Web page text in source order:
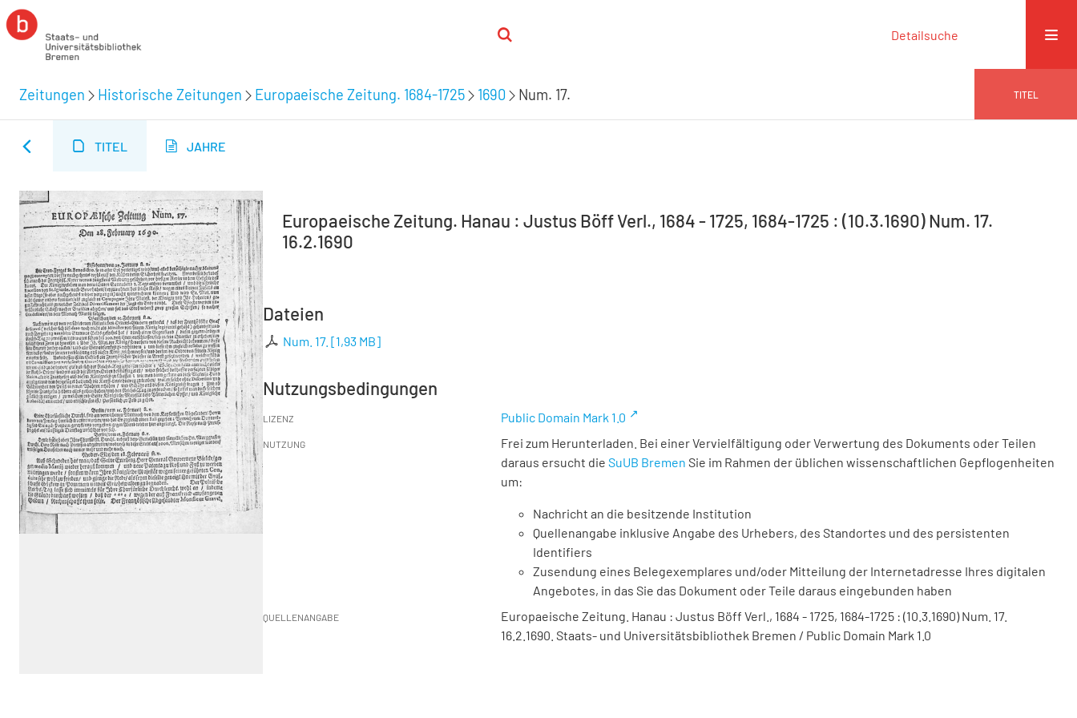
Detailsuche
Zeitungen Historische Zeitungen Europaeische Zeitung. 1684-1725 1690 Num. 17. TITEL
TITEL JAHRE
Europaeische Zeitung. Hanau : Justus Böff Verl., 1684 - 1725, 1684-1725 : (10.3.1690) Num. 17.
16.2.1690
Dateien
Num. 17. [1,93 MB]
Nutzungsbedingungen
LIZENZ Public Domain Mark 1.0
NUTZUNG
Frei zum Herunterladen. Bei einer Vervielfältigung oder Verwertung des Dokuments oder Teilen
daraus ersucht die SuUB Bremen Sie im Rahmen der üblichen wissenschaftlichen Gepflogenheiten
um:
Nachricht an die besitzende Institution
Quellenangabe inklusive Angabe des Urhebers, des Standortes und des persistenten
Identifiers
Zusendung eines Belegexemplares und/oder Mitteilung der Internetadresse Ihres digitalen
Angebotes, in das Sie das Dokument oder Teile daraus eingebunden haben
QUELLENANGABE
Europaeische Zeitung. Hanau : Justus Böff Verl., 1684 - 1725, 1684-1725 : (10.3.1690) Num. 17.
16.2.1690. Staats- und Universitätsbibliothek Bremen / Public Domain Mark 1.0